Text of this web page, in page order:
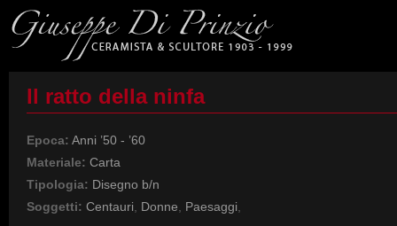
Il ratto della ninfa
Epoca: Anni ’50 - ’60
Materiale: Carta
Tipologia: Disegno b/n
Soggetti: Centauri Donne Paesaggi